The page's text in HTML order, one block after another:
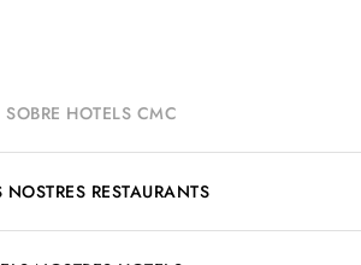
SOBRE HOTELS CMC
NOSTRES RESTAURANTS